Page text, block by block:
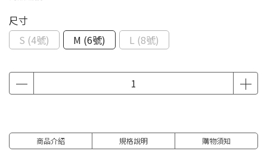
尺寸
S (4號)
M (6號) L (8號)
商品介紹 規格說明 購物須知